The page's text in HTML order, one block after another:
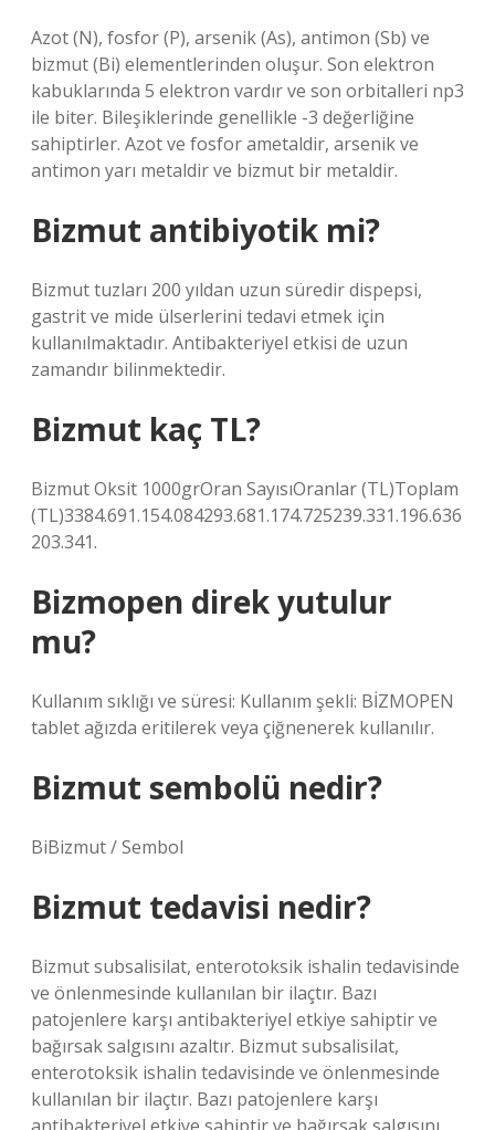
Azot (N), fosfor (P), arsenik (As), antimon (Sb) ve
bizmut (Bi) elementlerinden oluşur. Son elektron
kabuklarında 5 elektron vardır ve son orbitalleri np3
ile biter. Bileşiklerinde genellikle -3 değerliğine
sahiptirler. Azot ve fosfor ametaldir, arsenik ve
antimon yarı metaldir ve bizmut bir metaldir.
Bizmut antibiyotik mi?
Bizmut tuzları 200 yıldan uzun süredir dispepsi,
gastrit ve mide ülserlerini tedavi etmek için
kullanılmaktadır. Antibakteriyel etkisi de uzun
zamandır bilinmektedir.
Bizmut kaç TL?
Bizmut Oksit 1000grOran SayısıOranlar (TL)Toplam
(TL)3384.691.154.084293.681.174.725239.331.196.636
203.341.
Bizmopen direk yutulur
mu?
Kullanım sıklığı ve süresi: Kullanım şekli: BİZMOPEN
tablet ağızda eritilerek veya çiğnenerek kullanılır.
Bizmut sembolü nedir?
BiBizmut / Sembol
Bizmut tedavisi nedir?
Bizmut subsalisilat, enterotoksik ishalin tedavisinde
ve önlenmesinde kullanılan bir ilaçtır. Bazı
patojenlere karşı antibakteriyel etkiye sahiptir ve
bağırsak salgısını azaltır. Bizmut subsalisilat,
enterotoksik ishalin tedavisinde ve önlenmesinde
kullanılan bir ilaçtır. Bazı patojenlere karşı